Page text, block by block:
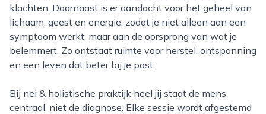
klachten. Daarnaast is er aandacht voor het geheel van
lichaam, geest en energie, zodat je niet alleen aan een
symptoom werkt, maar aan de oorsprong van wat je
belemmert. Zo ontstaat ruimte voor herstel, ontspanning
en een leven dat beter bij je past.
Bij nei & holistische praktijk heel jij staat de mens
centraal, niet de diagnose. Elke sessie wordt afgestemd